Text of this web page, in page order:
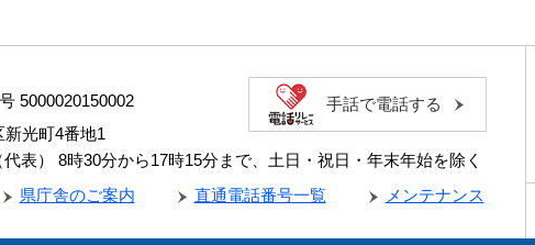
5000020150002
光町4番地1
表）
8時30分から17時15分まで、土日・祝日・年末年始を除く
手話で電話する
県庁舎のご案内 直通電話番号一覧 メンテナンス